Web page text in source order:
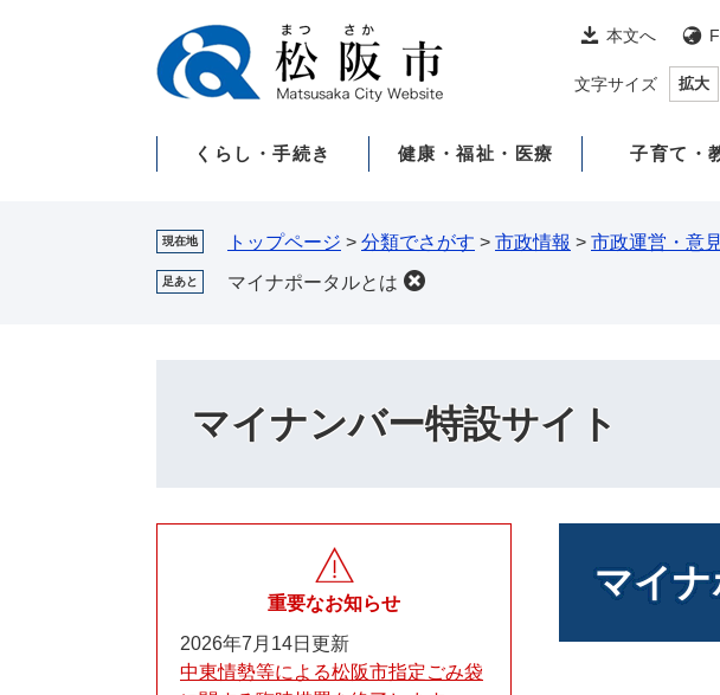
本文へ
文字サイズ 拡大
くらし・手続き 健康・福祉・医療 子育て・
現在地 トップページ > 分類でさがす > 市政情報 > 市政運営・意
足あと マイナポータルとは
マイナンバー特設サイト
マイ
重要なお知らせ
2026年7月14日更新
中東情勢等による松阪市指定ごみ袋